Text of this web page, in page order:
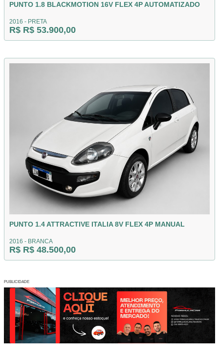
PUNTO 1.8 BLACKMOTION 16V FLEX 4P AUTOMATIZADO
2016 - PRETA
R$ R$ 53.900,00
PUNTO 1.4 ATTRACTIVE ITALIA 8V FLEX 4P MANUAL
2016 - BRANCA
R$ R$ 48.500,00
PUBLICIDADE